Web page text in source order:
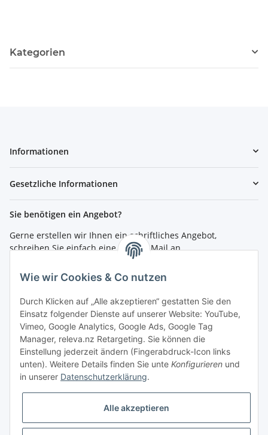
Kategorien
Informationen
Gesetzliche Informationen
Sie benötigen ein Angebot?
Gerne erstellen wir Ihnen ein schriftliches Angebot,
schreiben Sie einfach eine kurze E-Mail an
Bestellen per Fax oder Tel:
Tel.: 0261 / 50089561
Fax: 0261 / 50089555
So erreichen Sie uns
Shop.4teachers.de
Maximinstraße 1
56072 Koblenz
Tel.: 0261 / 50089561
Wie wir Cookies & Co nutzen
Durch Klicken auf „Alle akzeptieren“ gestatten Sie den
Einsatz folgender Dienste auf unserer Website: YouTube,
Vimeo, Google Analytics, Google Ads, Google Tag
Manager, releva.nz Retargeting. Sie können die
Einstellung jederzeit ändern (Fingerabdruck-Icon links
unten). Weitere Details finden Sie unte Konfigurieren und
in unserer Datenschutzerklärung.
Alle akzeptieren